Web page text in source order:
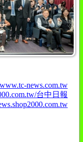
news.com.tw
台中日報